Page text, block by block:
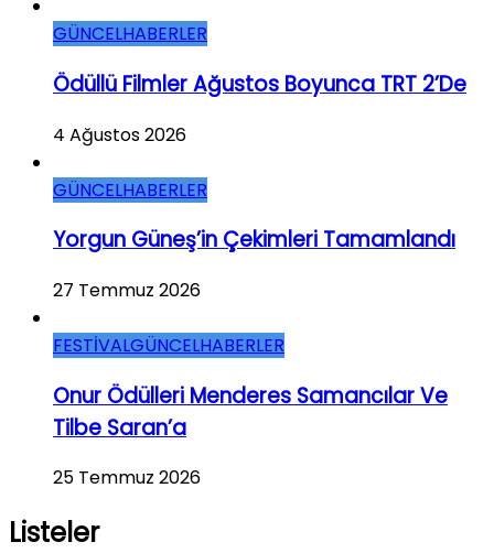
GÜNCELHABERLER
Ödüllü Filmler Ağustos Boyunca TRT 2’de
4 Ağustos 2026
GÜNCELHABERLER
Yorgun Güneş’in Çekimleri Tamamlandı
27 Temmuz 2026
FESTİVALGÜNCELHABERLER
Onur Ödülleri Menderes Samancılar Ve
Tilbe Saran’a
25 Temmuz 2026
Listeler